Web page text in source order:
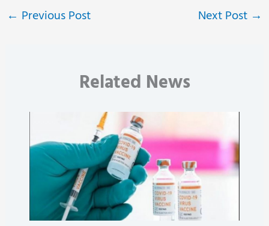
← Previous Post Next Post →
Related News